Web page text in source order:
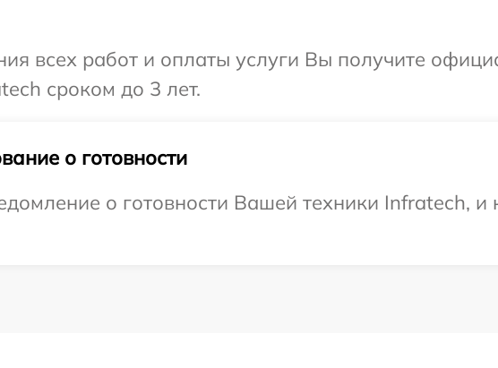
всех работ и оплаты услуги Вы получите
сроком до 3 лет.
о готовности
о готовности Вашей техники Infratech,